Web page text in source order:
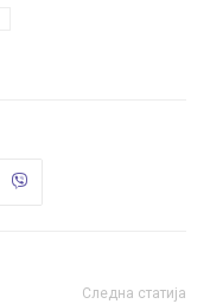
Следна статија